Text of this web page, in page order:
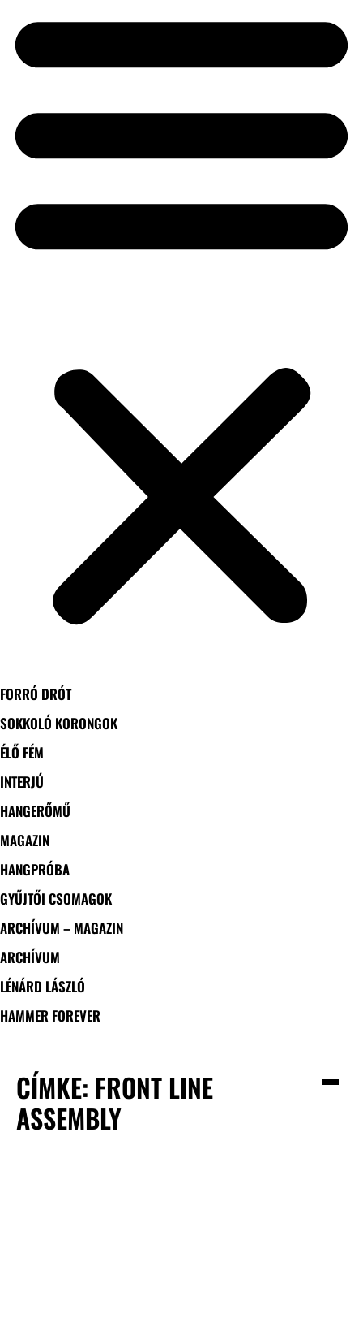
FORRÓ DRÓT
SOKKOLÓ KORONGOK
ÉLŐ FÉM
INTERJÚ
HANGERŐMŰ
MAGAZIN
HANGPRÓBA
GYŰJTŐI CSOMAGOK
ARCHÍVUM – MAGAZIN
ARCHÍVUM
LÉNÁRD LÁSZLÓ
HAMMER FOREVER
CÍMKE: FRONT LINE
ASSEMBLY